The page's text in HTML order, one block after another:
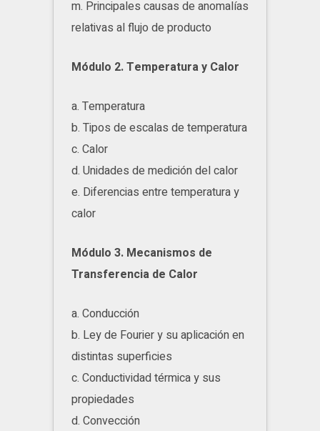
m. Principales causas de anomalías
relativas al flujo de producto
Módulo 2. Temperatura y Calor
a. Temperatura
b. Tipos de escalas de temperatura
c. Calor
d. Unidades de medición del calor
e. Diferencias entre temperatura y
calor
Módulo 3. Mecanismos de
Transferencia de Calor
a. Conducción
b. Ley de Fourier y su aplicación en
distintas superficies
c. Conductividad térmica y sus
propiedades
d. Convección